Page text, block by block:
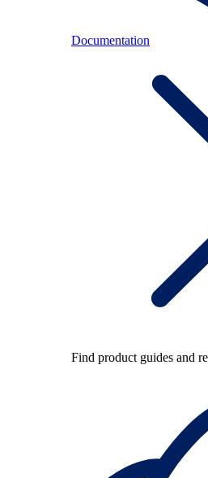
Documentation
Find product guides and